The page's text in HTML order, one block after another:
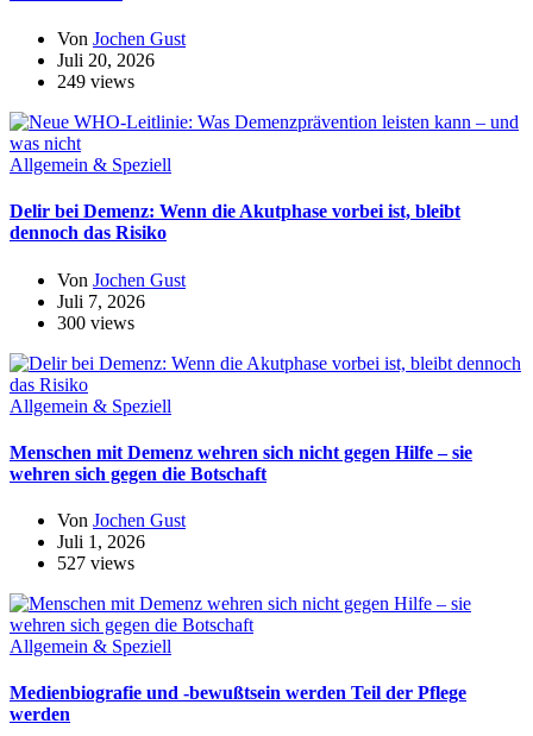
Von Jochen Gust
Juli 20, 2026
249 views
Allgemein & Speziell
Delir bei Demenz: Wenn die Akutphase vorbei ist, bleibt
dennoch das Risiko
Von Jochen Gust
Juli 7, 2026
300 views
Allgemein & Speziell
Menschen mit Demenz wehren sich nicht gegen Hilfe – sie
wehren sich gegen die Botschaft
Von Jochen Gust
Juli 1, 2026
527 views
Allgemein & Speziell
Medienbiografie und -bewußtsein werden Teil der Pflege
werden